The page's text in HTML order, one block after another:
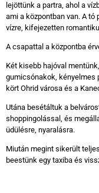
lejöttünk a partra, ahol a
ami a központban van. A tó
vízre, kifejezetten
A csapattal a központba
Két kisebb hajóval
gumicsónakok, kényelmes
kört Ohrid városa és a
Utána besétáltuk a
shoppingolással, és
üdülésre, nyaralásra.
Miután megint sikerült
beestünk egy taxiba és